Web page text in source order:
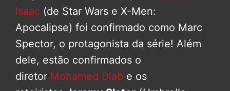
Isaac (de Star Wars e X-Men:
Apocalipse) foi confirmado como Marc
Spector, o protagonista da série! Além
dele, estão confirmados o
diretor Mohamed Diab e os